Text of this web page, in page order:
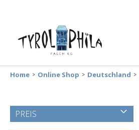
Home Online Shop Deutschland
PREIS